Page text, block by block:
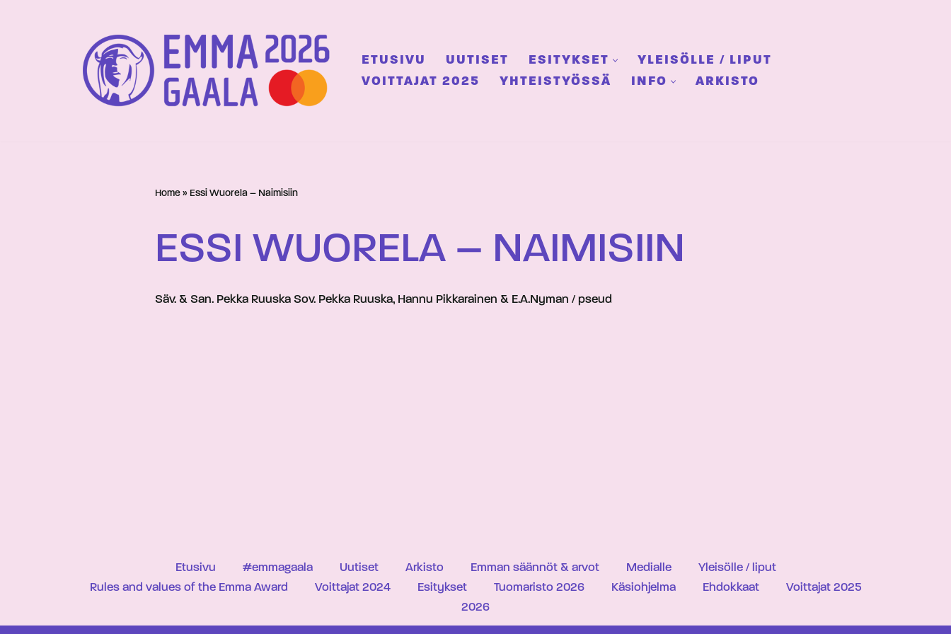
ETUSIVU UUTISET ESITYKSET
YLEISÖLLE / LIPUT
VOITTAJAT 2025
YHTEISTYÖSSÄ INFO ARKISTO
Home » Essi Wuorela – Naimisiin
ESSI WUORELA – NAIMISIIN
Säv. & San. Pekka Ruuska Sov. Pekka Ruuska, Hannu Pikkarainen & E.A.Nyman / pseud
Etusivu #emmagaala Uutiset Arkisto Emman säännöt & arvot Medialle
Yleisölle / liput
Rules and values of the Emma Award
Voittajat 2024 Esitykset Tuomaristo 2026 Käsiohjelma Ehdokkaat
Voittajat 2025
2026